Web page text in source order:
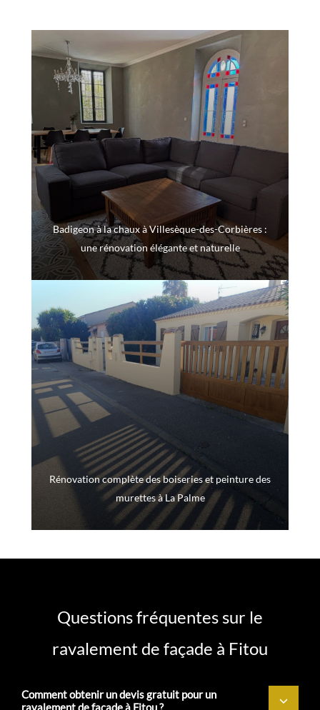
Badigeon à la chaux à Villesèque-des-Corbières :
une rénovation élégante et naturelle
Rénovation complète des boiseries et peinture des
murettes à La Palme
Questions fréquentes sur le
ravalement de façade à Fitou
Comment obtenir un devis gratuit pour un
ravalement de façade à Fitou ?